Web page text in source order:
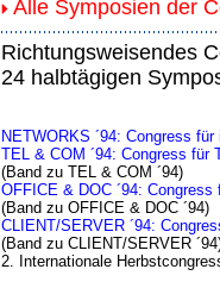
Alle Symposien der
Richtungsweisendes
24 halbtägigen
NETWORKS ´94: Congress
TEL & COM ´94: Congress
(Band zu TEL & COM ´94)
OFFICE & DOC ´94:
(Band zu OFFICE & DOC ´94)
CLIENT/SERVER ´94:
(Band zu CLIENT/SERVER
2. Internationale